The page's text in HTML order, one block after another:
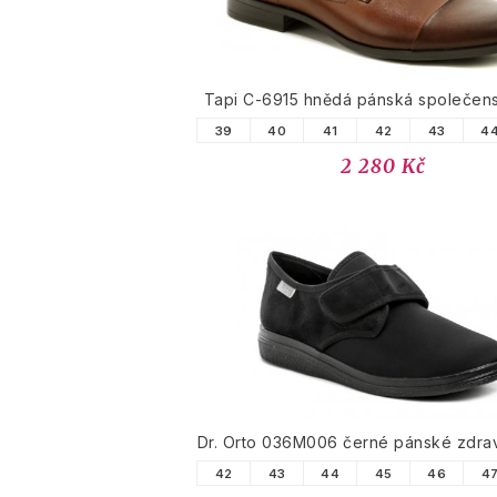
Tapi C-6915 hnědá pánská
39 40 41 42 43
2 280 Kč
Dr. Orto 036M006 černé pánské
42 43 44 45 46